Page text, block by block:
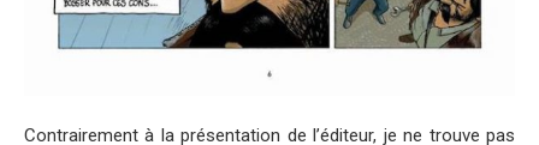
Contrairement à la présentation de l’éditeur, je ne trouve pas